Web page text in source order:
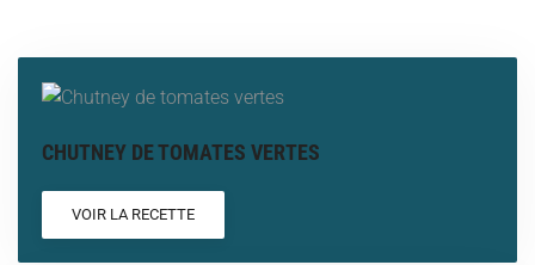
CHUTNEY DE TOMATES VERTES
VOIR LA RECETTE